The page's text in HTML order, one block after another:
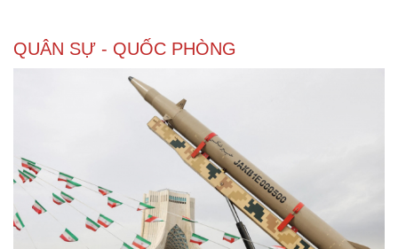
QUÂN SỰ - QUỐC PHÒNG